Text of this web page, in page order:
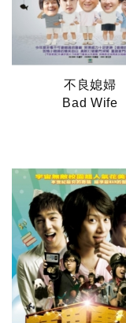
不良媳婦
Bad Wife